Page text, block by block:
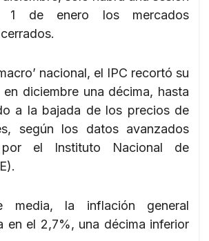
de enero los mercados
nacional, el IPC recortó su
en diciembre una décima, hasta
a la bajada de los precios de
según los datos avanzados
el Instituto Nacional de
media, la inflación general
en el 2,7%, una décima inferior